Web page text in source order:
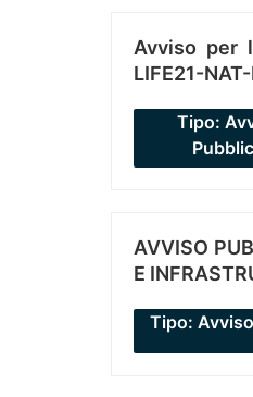
Avviso per
LIFE21-
Tipo:
AVVISO
E
Tipo: